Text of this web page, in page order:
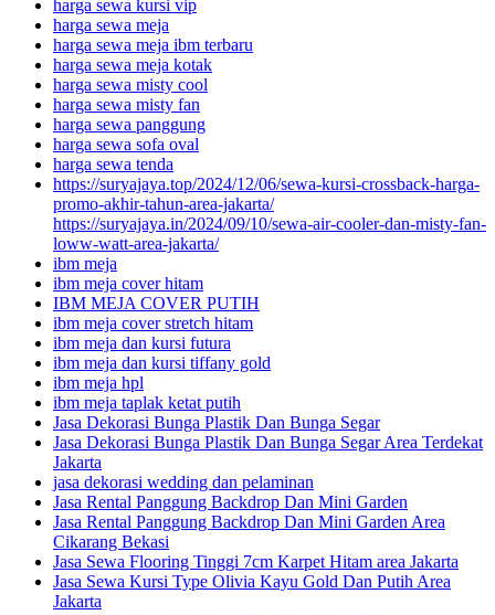
harga sewa kursi vip
harga sewa meja
harga sewa meja ibm terbaru
harga sewa meja kotak
harga sewa misty cool
harga sewa misty fan
harga sewa panggung
harga sewa sofa oval
harga sewa tenda
https://suryajaya.top/2024/12/06/sewa-kursi-crossback-harga-
promo-akhir-tahun-area-jakarta/
https://suryajaya.in/2024/09/10/sewa-air-cooler-dan-misty-fan-
loww-watt-area-jakarta/
ibm meja
ibm meja cover hitam
IBM MEJA COVER PUTIH
ibm meja cover stretch hitam
ibm meja dan kursi futura
ibm meja dan kursi tiffany gold
ibm meja hpl
ibm meja taplak ketat putih
Jasa Dekorasi Bunga Plastik Dan Bunga Segar
Jasa Dekorasi Bunga Plastik Dan Bunga Segar Area Terdekat
Jakarta
jasa dekorasi wedding dan pelaminan
Jasa Rental Panggung Backdrop Dan Mini Garden
Jasa Rental Panggung Backdrop Dan Mini Garden Area
Cikarang Bekasi
Jasa Sewa Flooring Tinggi 7cm Karpet Hitam area Jakarta
Jasa Sewa Kursi Type Olivia Kayu Gold Dan Putih Area
Jakarta